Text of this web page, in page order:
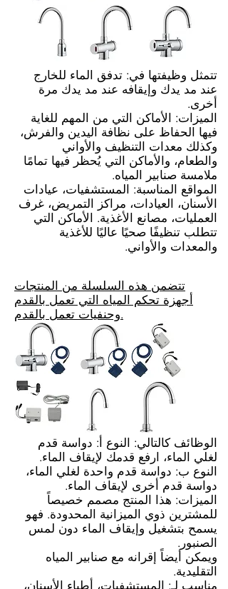
تتمثل وظيفتها في: تدفق الماء للخارج
عند مد يدك وإيقافه عند مد يدك مرة
أخرى.
الميزات: الأماكن التي من المهم للغاية
فيها الحفاظ على نظافة اليدين والفرش،
وكذلك معدات التنظيف والأواني
والطعام، والأماكن التي يُحظر فيها تمامًا
ملامسة صنابير المياه.
المواقع المناسبة: المستشفيات، عيادات
الأسنان، العيادات، مراكز التمريض، غرف
العمليات، مصانع الأغذية. الأماكن التي
تتطلب تنظيفًا صحيًا عاليًا للأغذية
والمعدات والأواني.
تتضمن هذه السلسلة من المنتجات
أجهزة تحكم المياه التي تعمل بالقدم
وحنفيات تعمل بالقدم.
الوظائف كالتالي: النوع أ: دواسة قدم
لغلي الماء، ارفع قدمك لإيقاف الماء.
النوع ب: دواسة قدم واحدة لغلي الماء،
دواسة قدم أخرى لإيقاف الماء.
الميزات: هذا المنتج مصمم خصيصاً
للمشترين ذوي الميزانية المحدودة. فهو
يسمح بتشغيل وإيقاف الماء دون لمس
الصنبور.
ويمكن أيضاً إقرانه مع صنابير المياه
التقليدية.
مناسب لـ: المستشفيات، أطباء الأسنان،